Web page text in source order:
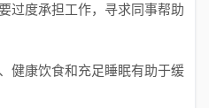
过度承担工作，寻求同事帮助
健康饮食和充足睡眠有助于缓